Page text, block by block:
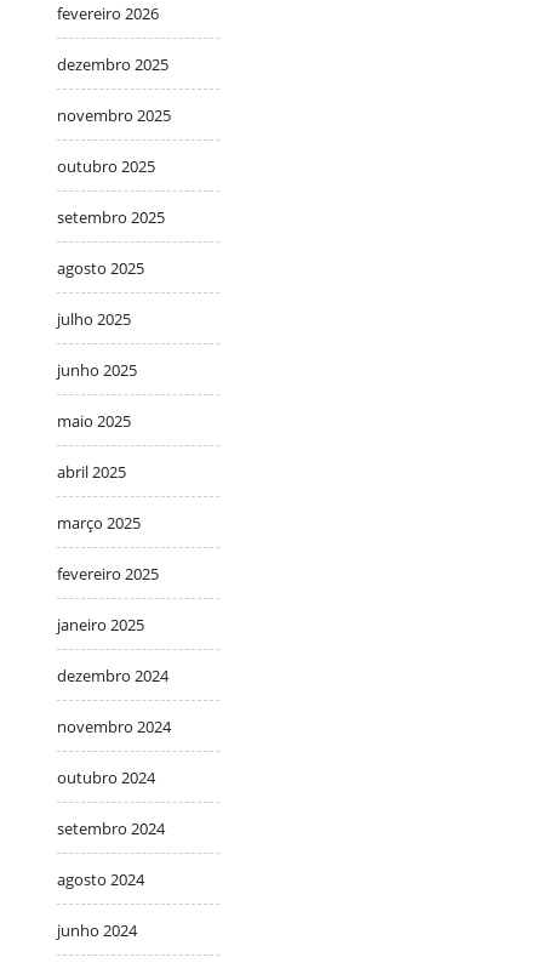
fevereiro 2026
dezembro 2025
novembro 2025
outubro 2025
setembro 2025
agosto 2025
julho 2025
junho 2025
maio 2025
abril 2025
março 2025
fevereiro 2025
janeiro 2025
dezembro 2024
novembro 2024
outubro 2024
setembro 2024
agosto 2024
junho 2024